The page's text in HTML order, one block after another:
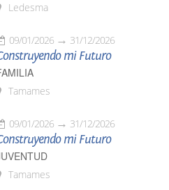
Ledesma
09/01/2026 31/12/2026
mi Futuro
Tamames
09/01/2026 31/12/2026
mi Futuro
Tamames